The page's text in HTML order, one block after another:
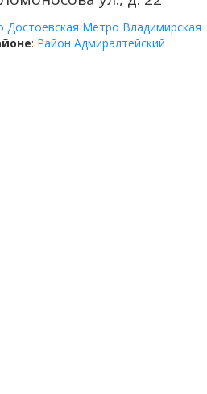
Достоевская Метро Владимирская
: Район Адмиралтейский